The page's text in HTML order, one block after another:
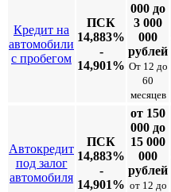
Кредит на
автомобили
с пробегом
ПСК
14,883%
-
14,901%
000 до
3 000
000
рублей
От 12 до
60
месяцев
Автокредит
под залог
автомобиля
ПСК
14,883%
-
14,901%
от 150
000 до
15 000
000
рублей
от 12 до